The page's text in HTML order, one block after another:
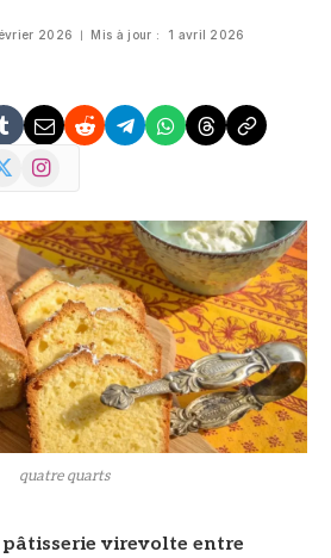
2026 Mis à jour : 1 avril 2026
Instagram
quatre quarts
pâtisserie virevolte entre